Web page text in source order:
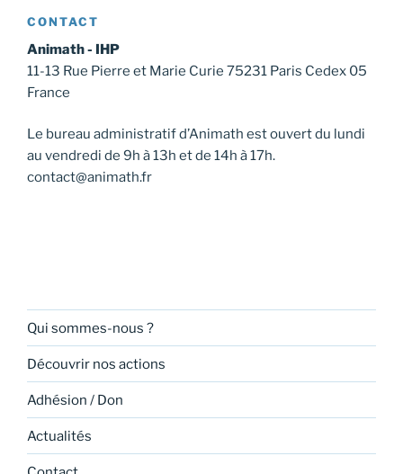
CONTACT
Animath - IHP
11-13 Rue Pierre et Marie Curie 75231 Paris Cedex 05
France
Le bureau administratif d’Animath est ouvert du lundi
au vendredi de 9h à 13h et de 14h à 17h.
contact@animath.fr
Qui sommes-nous ?
Découvrir nos actions
Adhésion / Don
Actualités